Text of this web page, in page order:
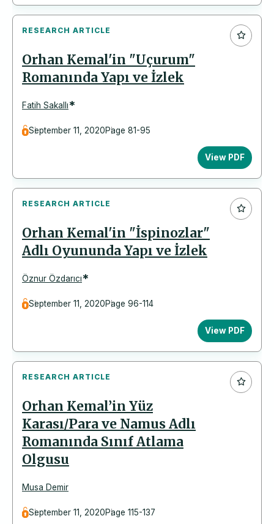
RESEARCH ARTICLE
Orhan Kemal'in "Uçurum"
Romanında Yapı ve İzlek
Fatih Sakallı*
September 11, 2020Page 81-95
View PDF
RESEARCH ARTICLE
Orhan Kemal'in "İspinozlar"
Adlı Oyununda Yapı ve İzlek
Öznur Özdarıcı*
September 11, 2020Page 96-114
View PDF
RESEARCH ARTICLE
Orhan Kemal’in Yüz
Karası/Para ve Namus Adlı
Romanında Sınıf Atlama
Olgusu
Musa Demir
September 11, 2020Page 115-137